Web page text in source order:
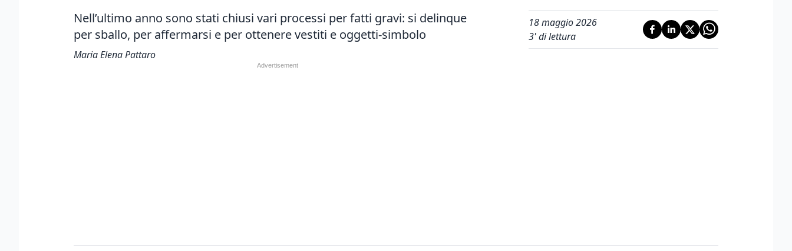
Nell’ultimo anno sono stati chiusi vari processi per fatti gravi: si delinque
per sballo, per affermarsi e per ottenere vestiti e oggetti-simbolo
Maria Elena Pattaro
18 maggio 2026
3' di lettura